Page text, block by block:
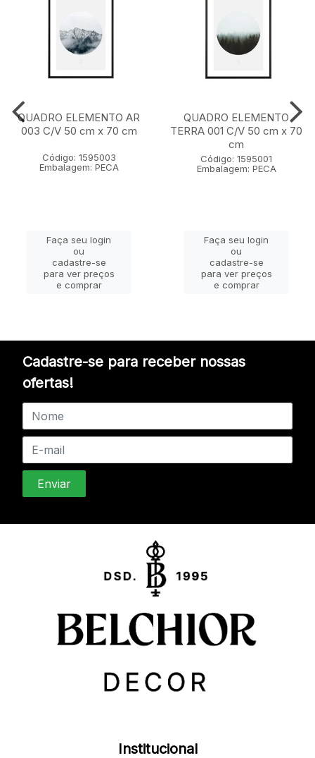
QUADRO ELEMENTO AR
003 C/V 50 cm x 70 cm
Código: 1595003
Embalagem: PECA
Faça seu login
ou
cadastre-se
para ver preços
e comprar
QUADRO ELEMENTO
TERRA 001 C/V 50 cm x 70
cm
Código: 1595001
Embalagem: PECA
Faça seu login
ou
cadastre-se
para ver preços
e comprar
Cadastre-se para receber nossas
ofertas!
Institucional